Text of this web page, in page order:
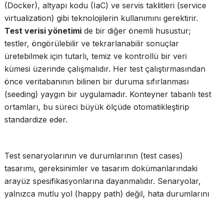
(Docker), altyapı kodu (IaC) ve servis taklitleri (service
virtualization) gibi teknolojilerin kullanımını gerektirir.
Test verisi yönetimi de bir diğer önemli husustur;
testler, öngörülebilir ve tekrarlanabilir sonuçlar
üretebilmek için tutarlı, temiz ve kontrollü bir veri
kümesi üzerinde çalışmalıdır. Her test çalıştırmasından
önce veritabanının bilinen bir duruma sıfırlanması
(seeding) yaygın bir uygulamadır. Konteyner tabanlı test
ortamları, bu süreci büyük ölçüde otomatikleştirip
standardize eder.
Test senaryolarının ve durumlarının (test cases)
tasarımı, gereksinimler ve tasarım dokümanlarındaki
arayüz spesifikasyonlarına dayanmalıdır. Senaryolar,
yalnızca mutlu yol (happy path) değil, hata durumlarını